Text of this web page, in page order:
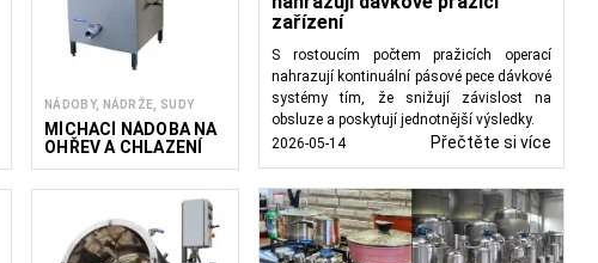
NÁDOBY, NÁDRŽE, SUDY
MÍCHACÍ NÁDOBA NA
OHŘEV A CHLAZENÍ
KWS
zařízení
S rostoucím počtem pražicích operací
nahrazují kontinuální pásové pece dávkové
systémy tím, že snižují závislost na
obsluze a poskytují jednotnější výsledky.
2026-05-14
Přečtěte si více